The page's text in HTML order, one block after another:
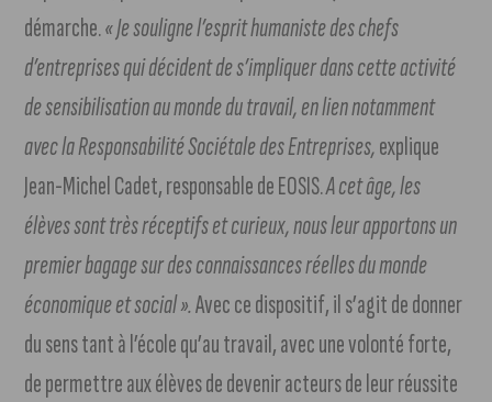
démarche.« Je souligne l’esprit humaniste des chefs
d’entreprises qui décident de s’impliquer dans cette activité
de sensibilisation au monde du travail, en lien notamment
avec la Responsabilité Sociétale des Entreprises,explique
Jean-Michel Cadet, responsable de EOSIS.A cet âge, les
élèves sont très réceptifs et curieux, nous leur apportons un
premier bagage sur des connaissances réelles du monde
économique et social ».Avec ce dispositif, il s’agit de donner
du sens tant à l’école qu’au travail, avec une volonté forte,
de permettre aux élèves de devenir acteurs de leur réussite